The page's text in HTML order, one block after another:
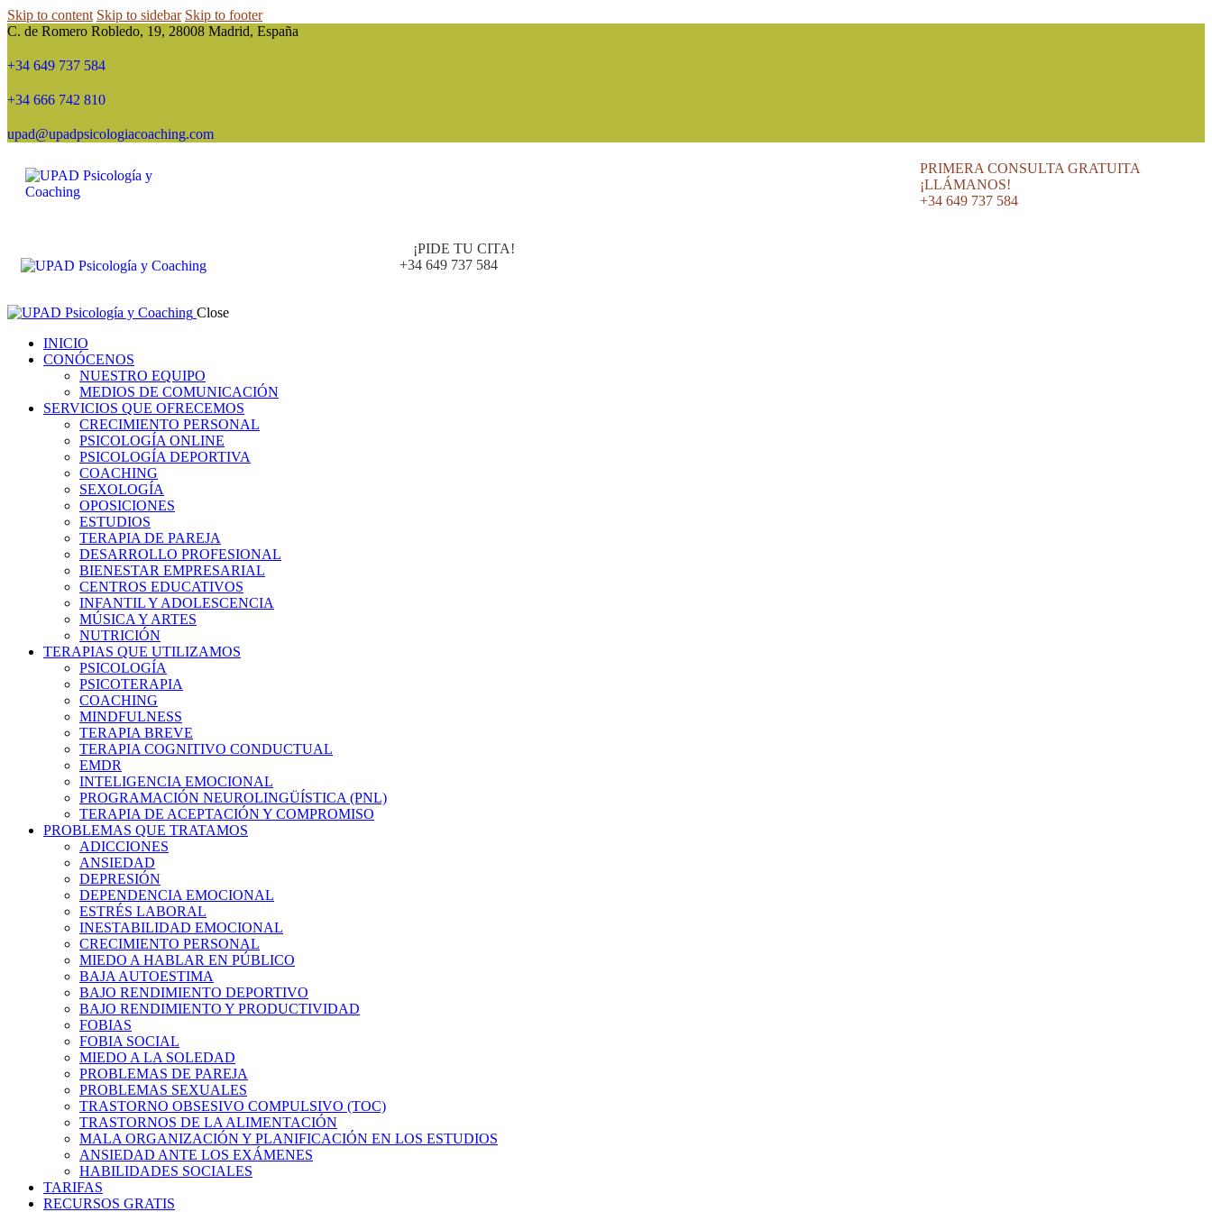
Skip to content Skip to sidebar Skip to footer
C. de Romero Robledo, 19, 28008 Madrid, España
+34 649 737 584
+34 666 742 810
upad@upadpsicologiacoaching.com
PRIMERA CONSULTA GRATUITA
¡LLÁMANOS!
+34 649 737 584
¡PIDE TU CITA!
+34 649 737 584
Close
INICIO
CONÓCENOS
NUESTRO EQUIPO
MEDIOS DE COMUNICACIÓN
SERVICIOS QUE OFRECEMOS
CRECIMIENTO PERSONAL
PSICOLOGÍA ONLINE
PSICOLOGÍA DEPORTIVA
COACHING
SEXOLOGÍA
OPOSICIONES
ESTUDIOS
TERAPIA DE PAREJA
DESARROLLO PROFESIONAL
BIENESTAR EMPRESARIAL
CENTROS EDUCATIVOS
INFANTIL Y ADOLESCENCIA
MÚSICA Y ARTES
NUTRICIÓN
TERAPIAS QUE UTILIZAMOS
PSICOLOGÍA
PSICOTERAPIA
COACHING
MINDFULNESS
TERAPIA BREVE
TERAPIA COGNITIVO CONDUCTUAL
EMDR
INTELIGENCIA EMOCIONAL
PROGRAMACIÓN NEUROLINGÜÍSTICA (PNL)
TERAPIA DE ACEPTACIÓN Y COMPROMISO
PROBLEMAS QUE TRATAMOS
ADICCIONES
ANSIEDAD
DEPRESIÓN
DEPENDENCIA EMOCIONAL
ESTRÉS LABORAL
INESTABILIDAD EMOCIONAL
CRECIMIENTO PERSONAL
MIEDO A HABLAR EN PÚBLICO
BAJA AUTOESTIMA
BAJO RENDIMIENTO DEPORTIVO
BAJO RENDIMIENTO Y PRODUCTIVIDAD
FOBIAS
FOBIA SOCIAL
MIEDO A LA SOLEDAD
PROBLEMAS DE PAREJA
PROBLEMAS SEXUALES
TRASTORNO OBSESIVO COMPULSIVO (TOC)
TRASTORNOS DE LA ALIMENTACIÓN
MALA ORGANIZACIÓN Y PLANIFICACIÓN EN LOS ESTUDIOS
ANSIEDAD ANTE LOS EXÁMENES
HABILIDADES SOCIALES
TARIFAS
RECURSOS GRATIS